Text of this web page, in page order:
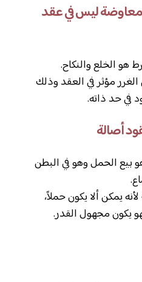
ليس في عقد
هو الخلع والنكاح.
مؤثر في العقد وذلك
في حد ذاته.
أصالة
بيع الحمل وهو في البطن
يمكن ألا يكون حملاً،
يكون مجهول القدر.